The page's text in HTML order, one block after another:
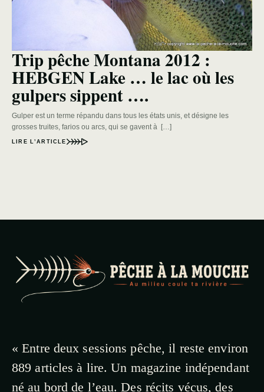
Trip pêche Montana 2012 :
HEBGEN Lake … le lac où les
gulpers sippent ….
Gulper est un terme répandu dans tous les états unis, et désigne les
grosses truites, farios ou arcs, qui se gavent à […]
LIRE L’ARTICLE
« Entre deux sessions pêche, il reste environ
889 articles à lire. Un magazine indépendant
né au bord de l’eau. Des récits vécus, des